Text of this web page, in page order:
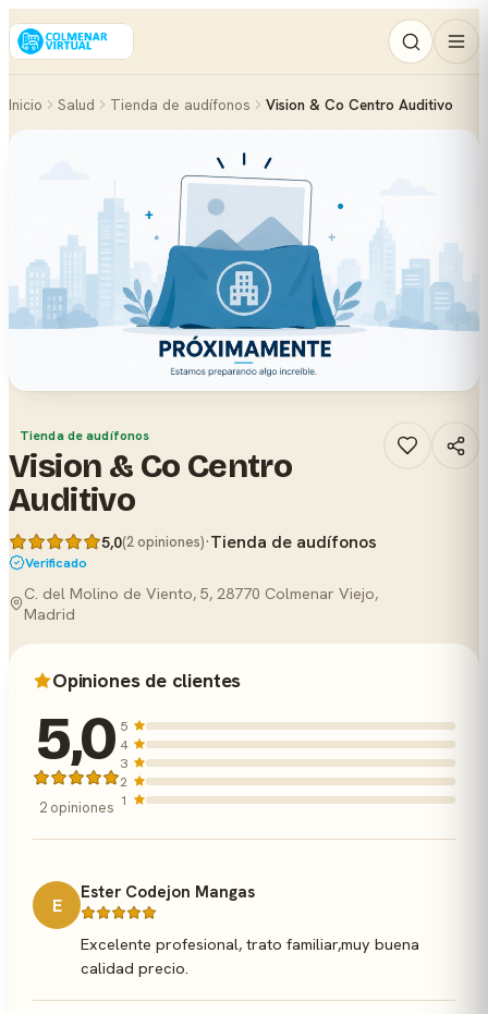
Inicio Salud Tienda de audífonos Vision & Co Centro Auditivo
Tienda de audífonos
Vision & Co Centro
Auditivo
5,0(2 opiniones)·Tienda de audífonos
Verificado
C. del Molino de Viento, 5, 28770 Colmenar Viejo,
Madrid
Opiniones de clientes
5,0
2 opiniones
5
4
3
2
1
E
Ester Codejon Mangas
Excelente profesional, trato familiar,muy buena
calidad precio.